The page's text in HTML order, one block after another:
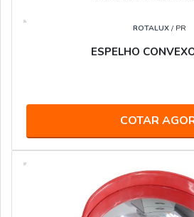
ROTALUX/ PR
ESPELHO
COTAR